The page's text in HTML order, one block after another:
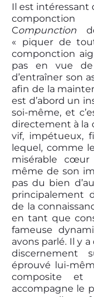
Il est intéressant
Compunction
« piquer de
componction
pas en vue de
d’entraîner son
afin de la
est d’abord un
soi-même, et
directement à la
vif, impétueux,
lequel, comme
misérable cœur
même de son
pas du bien
principalement
de la
en tant que
fameuse
avons parlé. Il y
discernement
éprouvé lui-
composite et
accompagne le